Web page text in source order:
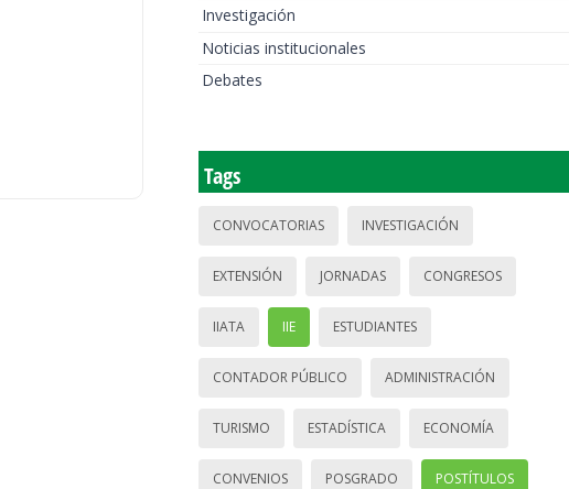
Investigación
Noticias institucionales
Debates
Tags
CONVOCATORIAS INVESTIGACIÓN
EXTENSIÓN JORNADAS CONGRESOS
IIATA IIE ESTUDIANTES
CONTADOR PÚBLICO ADMINISTRACIÓN
TURISMO ESTADÍSTICA ECONOMÍA
CONVENIOS POSGRADO POSTÍTULOS